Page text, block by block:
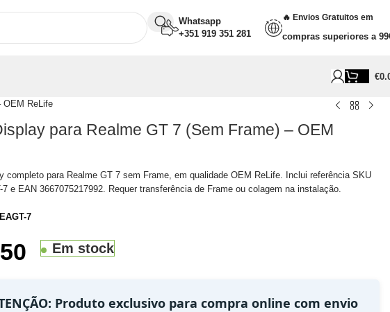
Whatsapp
+351 919 351 281
🔥 Envios Gratuitos em
compras superiores a
€
OEM ReLife
para Realme GT 7 (Sem Frame) – OEM
completo para Realme GT 7 sem Frame, em qualidade OEM ReLife. Inclui referência SKU
7 e EAN 3667075217992. Requer transferência de Frame ou colagem na instalação.
7
Em stock
Produto exclusivo para compra online com envio